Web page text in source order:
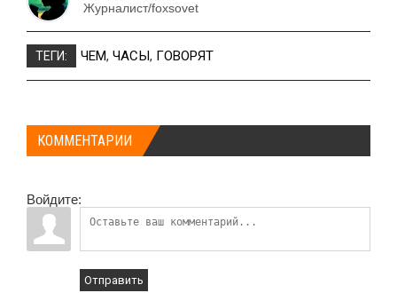
Журналист/foxsovet
ТЕГИ: ЧЕМ, ЧАСЫ, ГОВОРЯТ
КОММЕНТАРИИ
Войдите:
Отправить